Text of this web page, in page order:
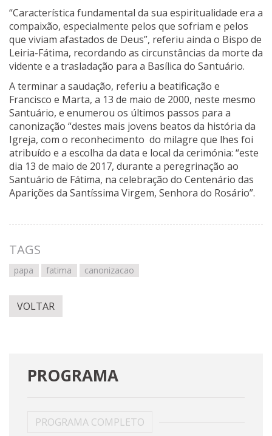
“Característica fundamental da sua espiritualidade era a
compaixão, especialmente pelos que sofriam e pelos
que viviam afastados de Deus”, referiu ainda o Bispo de
Leiria-Fátima, recordando as circunstâncias da morte da
vidente e a trasladação para a Basílica do Santuário.
A terminar a saudação, referiu a beatificação e
Francisco e Marta, a 13 de maio de 2000, neste mesmo
Santuário, e enumerou os últimos passos para a
canonização “destes mais jovens beatos da história da
Igreja, com o reconhecimento do milagre que lhes foi
atribuído e a escolha da data e local da cerimónia: “este
dia 13 de maio de 2017, durante a peregrinação ao
Santuário de Fátima, na celebração do Centenário das
Aparições da Santíssima Virgem, Senhora do Rosário”.
TAGS
papa fatima canonizacao
VOLTAR
PROGRAMA
PROGRAMA COMPLETO